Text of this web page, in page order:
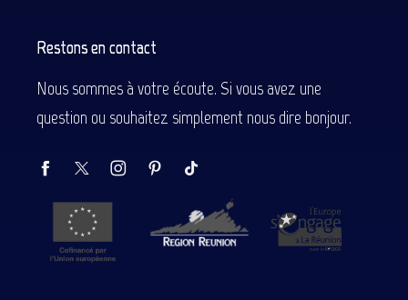
Restons en contact
Nous sommes à votre écoute. Si vous avez une
question ou souhaitez simplement nous dire bonjour.